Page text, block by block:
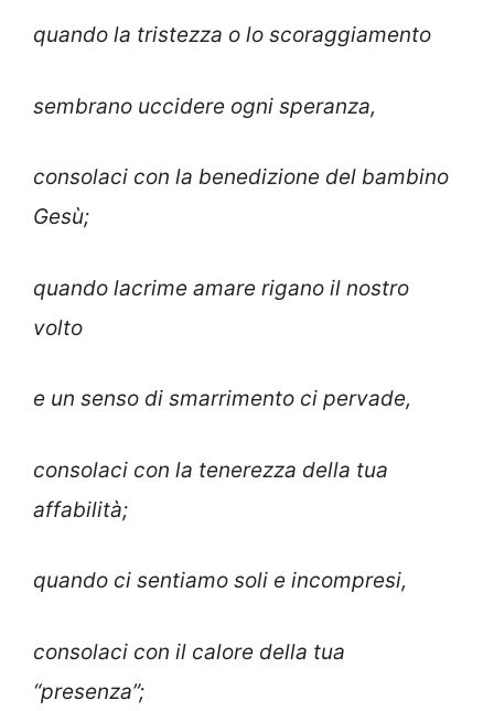
quando la tristezza o lo scoraggiamento
sembrano uccidere ogni speranza,
consolaci con la benedizione del bambino
Gesù;
quando lacrime amare rigano il nostro
volto
e un senso di smarrimento ci pervade,
consolaci con la tenerezza della tua
affabilità;
quando ci sentiamo soli e incompresi,
consolaci con il calore della tua
“presenza”;